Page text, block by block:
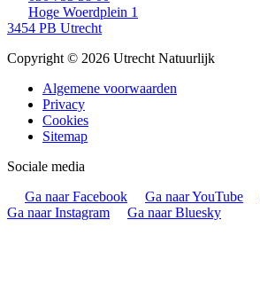
Hoge Woerdplein 1
3454 PB Utrecht
Copyright © 2026 Utrecht Natuurlijk
Algemene voorwaarden
Privacy
Cookies
Sitemap
Sociale media
Ga naar Facebook
Ga naar YouTube
Ga naar Instagram
Ga naar Bluesky